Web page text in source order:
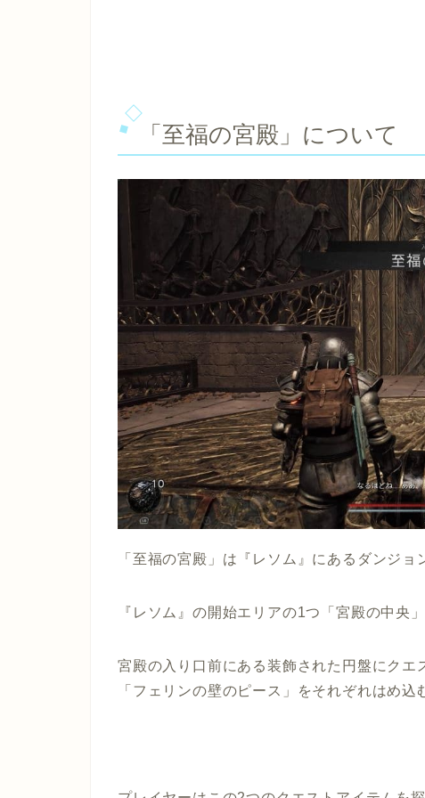
「至福の宮殿」について
「至福の宮殿」は『レソム』にあるダンジョ
『レソム』の開始エリアの1つ 「宮殿の中央」
宮殿の入り口前にある装飾された円盤にクエ
「フェリンの壁のピース」
をそれぞれはめ込